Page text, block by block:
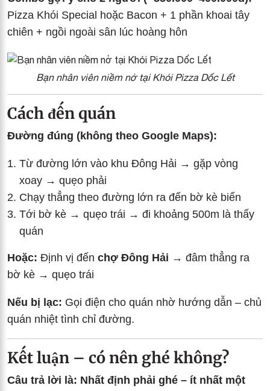
Pizza Khói Special hoặc Bacon + 1 phần khoai tây
chiên + ngồi ngoài sân lúc hoàng hôn
Bạn nhân viên niềm nở tại Khói Pizza Dốc Lết
Cách đến quán
Đường đúng (không theo Google Maps):
Từ đường lớn vào khu Đông Hải → gặp vòng
xoay → quẹo phải
Chạy thẳng theo đường lớn ra đến bờ kè biển
Tới bờ kè → quẹo trái → đi khoảng 500m là thấy
quán
Hoặc: Định vị đến chợ Đông Hải → đâm thẳng ra
bờ kè → quẹo trái
Nếu bị lạc: Gọi điện cho quán nhờ hướng dẫn – chủ
quán nhiệt tình chỉ đường.
Kết luận – có nên ghé không?
Câu trả lời là: Nhất định phải ghé – ít nhất một